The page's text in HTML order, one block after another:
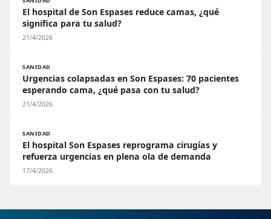
El hospital de Son Espases reduce camas, ¿qué
significa para tu salud?
21/4/2026
SANIDAD
Urgencias colapsadas en Son Espases: 70 pacientes
esperando cama, ¿qué pasa con tu salud?
21/4/2026
SANIDAD
El hospital Son Espases reprograma cirugías y
refuerza urgencias en plena ola de demanda
17/4/2026